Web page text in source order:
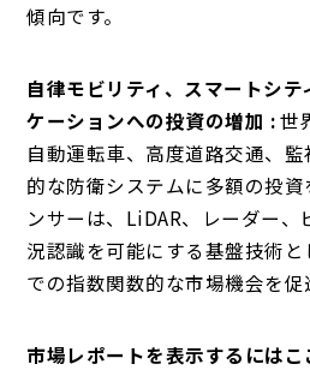
傾向です。
自律モビリティ、スマートシ
ケーションへの投資の増加 :世
自動運転車、高度道路交通、
的な防衛システムに多額の投資
ンサーは、LiDAR、レーダー
況認識を可能にする基盤技術
での指数関数的な市場機会を促
市場レポートを表示するには